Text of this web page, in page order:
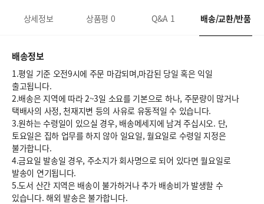
상세정보 상품평 0 Q&A 1 배송/교환/반품
배송정보
1.평일 기준 오전9시에 주문 마감되며,마감된 당일 혹은 익일
출고됩니다.
2.배송은 지역에 따라 2~3일 소요를 기본으로 하나, 주문량이 많거나
택배사의 사정, 천재지변 등의 사유로 유동적일 수 있습니다.
3.원하는 수령일이 있으실 경우, 배송메세지에 남겨 주십시오. 단,
토요일은 집하 업무를 하지 않아 일요일, 월요일로 수령일 지정은
불가합니다.
4.금요일 발송일 경우, 주소지가 회사명으로 되어 있다면 월요일로
발송이 연기됩니다.
5.도서 산간 지역은 배송이 불가하거나 추가 배송비가 발생할 수
있습니다. 해외 발송은 불가합니다.